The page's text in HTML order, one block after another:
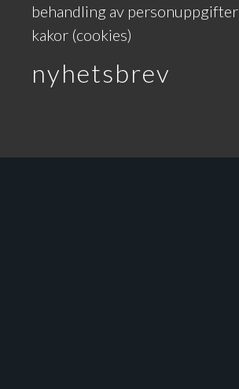
behandling av personuppgifter
kakor (cookies)
nyhetsbrev